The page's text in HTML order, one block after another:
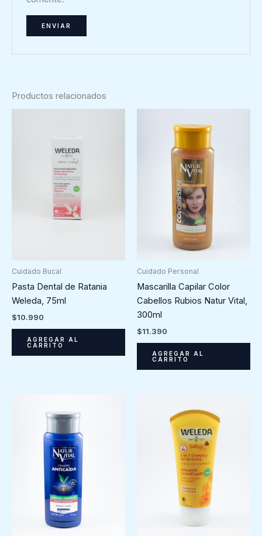
Productos relacionados
Cuidado Bucal
Pasta Dental de Ratania
Weleda, 75ml
$10.990
AGREGAR AL
CARRITO
Cuidado Personal
Mascarilla Capilar Color
Cabellos Rubios Natur Vital,
300ml
$11.390
AGREGAR AL
CARRITO